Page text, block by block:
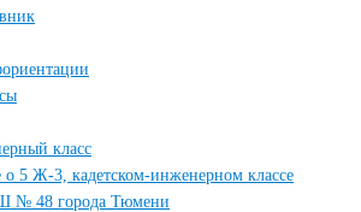
класс
5 Ж-3, кадетском-инженерном классе
48 города Тюмени